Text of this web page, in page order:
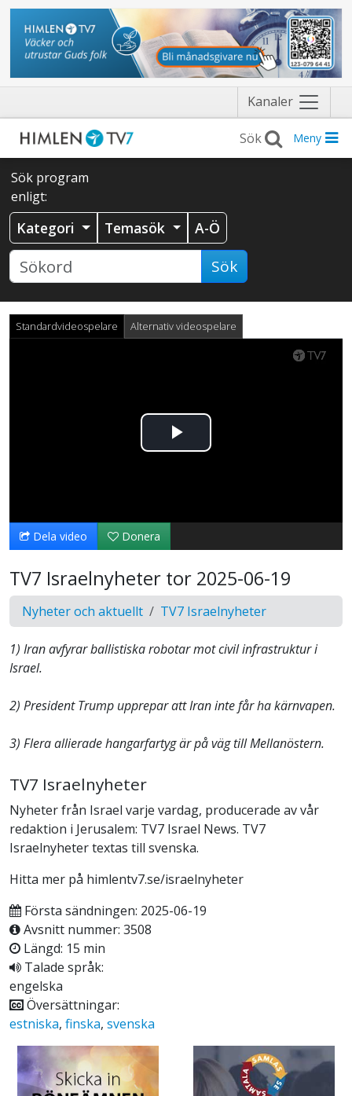
Kanaler Näytä
valikko
Meny
Sök program
enligt:
Kategori Temasök A-Ö
Sök
Standardvideospelare Alternativ videospelare
Spela
video
Dela video Donera
TV7 Israelnyheter tor 2025-06-19
Nyheter och aktuellt TV7 Israelnyheter
1) Iran avfyrar ballistiska robotar mot civil infrastruktur i
Israel.
2) President Trump upprepar att Iran inte får ha kärnvapen.
3) Flera allierade hangarfartyg är på väg till Mellanöstern.
TV7 Israelnyheter
Nyheter från Israel varje vardag, producerade av vår
redaktion i Jerusalem: TV7 Israel News. TV7
Israelnyheter textas till svenska.
Hitta mer på himlentv7.se/israelnyheter
Första sändningen: 2025-06-19
Avsnitt nummer: 3508
Längd: 15 min
Talade språk:
engelska
Översättningar:
estniska, finska, svenska